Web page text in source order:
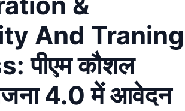
And Traning
पीएम कौशल
4.0 में आवेदन